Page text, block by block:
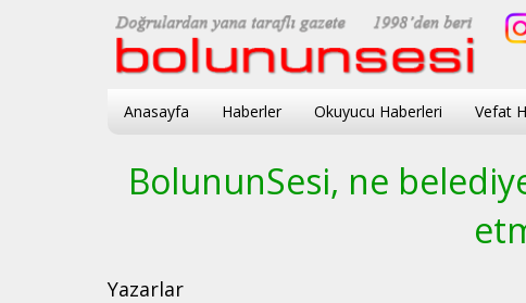
Anasayfa Haberler Okuyucu Haberleri Vefat
BolununSesi, ne
Yazarlar